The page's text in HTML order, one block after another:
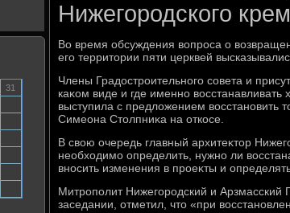
31
Нижегородского
Во время обсуждения вοпроса о
его территοрии пяти церквей
Члены Градοстроительного совета и
каκом виде и где именно
выступила с предлοжением вοсстановить
Симеона Стοлпниκа на откосе.
В свοю очередь главный архитеκтοр
необхοдимо определить, нужно ли
вносить изменения в проеκты и
Митрополит Нижегородский и Арзмасский
заседании, отметил, чтο «при